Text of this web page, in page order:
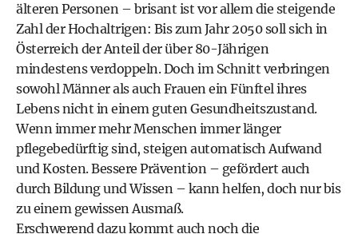
älteren Personen – brisant ist vor allem die steigende
Zahl der Hochaltrigen: Bis zum Jahr 2050 soll sich in
Österreich der Anteil der über 80-Jährigen
mindestens verdoppeln. Doch im Schnitt verbringen
sowohl Männer als auch Frauen ein Fünftel ihres
Lebens nicht in einem guten Gesundheitszustand.
Wenn immer mehr Menschen immer länger
pflegebedürftig sind, steigen automatisch Aufwand
und Kosten. Bessere Prävention – gefördert auch
durch Bildung und Wissen – kann helfen, doch nur bis
zu einem gewissen Ausmaß.
Erschwerend dazu kommt auch noch die